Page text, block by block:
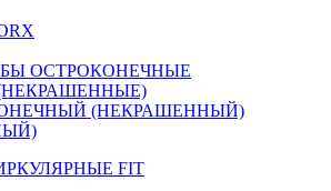
ОСТРОКОНЕЧНЫЕ
(НЕКРАШЕННЫЙ)
FIT